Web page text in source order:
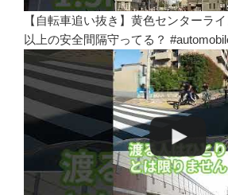
【自転車追い抜き】黄色センターラ
以上の安全間隔守ってる？